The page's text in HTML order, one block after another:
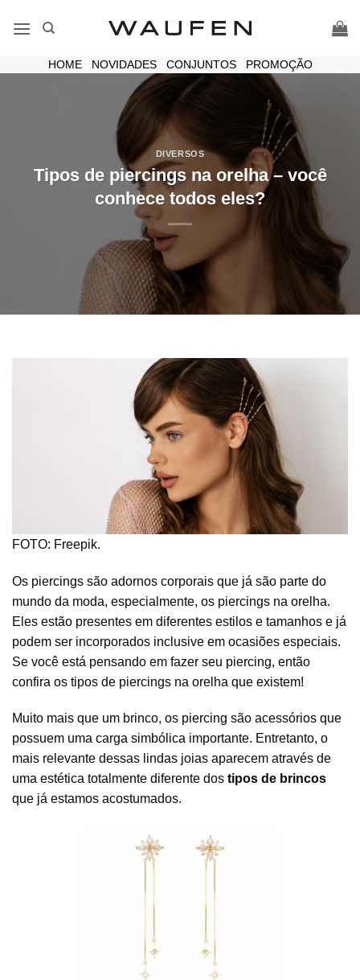
HOME| NOVIDADES| CONJUNTOS| PROMOÇÃO
DIVERSOS
Tipos de piercings na orelha – você
conhece todos eles?
FOTO: Freepik.
Os piercings são adornos corporais que já são parte do
mundo da moda, especialmente, os piercings na orelha.
Eles estão presentes em diferentes estilos e tamanhos e já
podem ser incorporados inclusive em ocasiões especiais.
Se você está pensando em fazer seu piercing, então
confira os tipos de piercings na orelha que existem!
Muito mais que um brinco, os piercing são acessórios que
possuem uma carga simbólica importante. Entretanto, o
mais relevante dessas lindas joias aparecem através de
uma estética totalmente diferente dos tipos de brincos
que já estamos acostumados.